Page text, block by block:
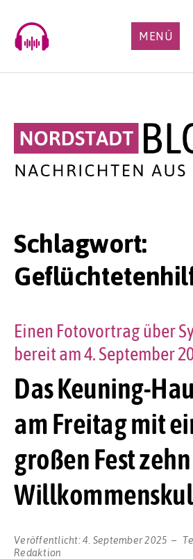
content
MENÜ
Schlagwort:
Das Keuning-
am Freitag mit
großen Fest
Einen Fotovortrag über
bereit am 4. September
Veröffentlicht:4. September 2025
Redaktion